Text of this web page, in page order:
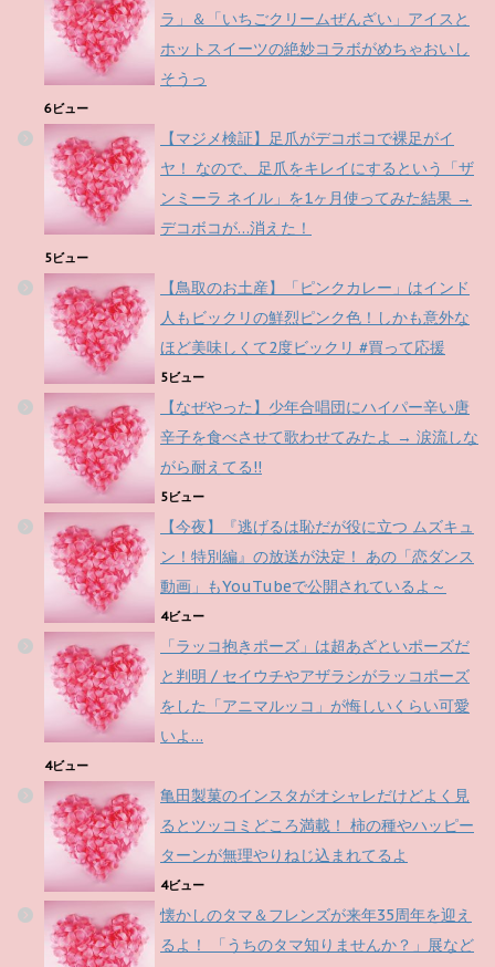
ラ」＆「いちごクリームぜんざい」アイスと
ホットスイーツの絶妙コラボがめちゃおいし
そうっ
6ビュー
【マジメ検証】足爪がデコボコで裸足がイ
ヤ！ なので、足爪をキレイにするという「ザ
ンミーラ ネイル」を1ヶ月使ってみた結果 →
デコボコが…消えた！
5ビュー
【鳥取のお土産】「ピンクカレー」はインド
人もビックリの鮮烈ピンク色！しかも意外な
ほど美味しくて2度ビックリ #買って応援
5ビュー
【なぜやった】少年合唱団にハイパー辛い唐
辛子を食べさせて歌わせてみたよ → 涙流しな
がら耐えてる!!
5ビュー
【今夜】『逃げるは恥だが役に立つ ムズキュ
ン！特別編』の放送が決定！ あの「恋ダンス
動画」もYouTubeで公開されているよ～
4ビュー
「ラッコ抱きポーズ」は超あざといポーズだ
と判明 / セイウチやアザラシがラッコポーズ
をした「アニマルッコ」が悔しいくらい可愛
いよ…
4ビュー
亀田製菓のインスタがオシャレだけどよく見
るとツッコミどころ満載！ 柿の種やハッピー
ターンが無理やりねじ込まれてるよ
4ビュー
懐かしのタマ＆フレンズが来年35周年を迎え
るよ！ 「うちのタマ知りませんか？」展など